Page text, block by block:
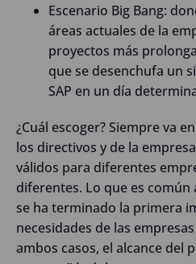
Escenario Big Bang:
áreas actuales de la
proyectos más
que se desenchufa un
SAP en un día
¿Cuál escoger? Siempre va
los directivos y de la
válidos para diferentes
diferentes. Lo que es común
se ha terminado la primera
necesidades de las
ambos casos, el alcance del